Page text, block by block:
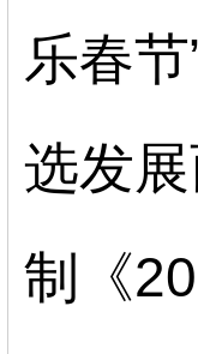
乐春节
选发
制《